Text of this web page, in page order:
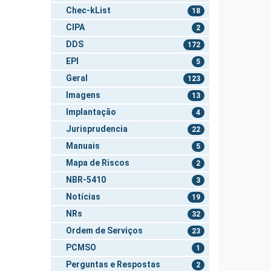
Chec-kList 18
CIPA 2
DDS 172
EPI 5
Geral 123
Imagens 13
Implantação 4
Jurisprudencia 22
Manuais 5
Mapa de Riscos 2
NBR-5410 3
Notícias 19
NRs 32
Ordem de Serviços 23
PCMSO 1
Perguntas e Respostas 2